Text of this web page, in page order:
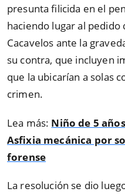
presunta filicida en el
haciendo lugar al pedido
Cacavelos ante la
su contra, que incluyen
que la ubicarían a solas
crimen.
Lea más: Niño de 5
Asfixia mecánica por
forense
La resolución se dio